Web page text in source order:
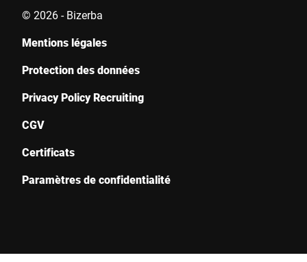
© 2026 - Bizerba
Mentions légales
Protection des données
Privacy Policy Recruiting
CGV
Certificats
Paramètres de confidentialité